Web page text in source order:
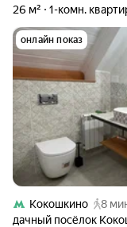
26 м² 1-комн.
онлайн показ
Кокошкино
8
дачный посёлок